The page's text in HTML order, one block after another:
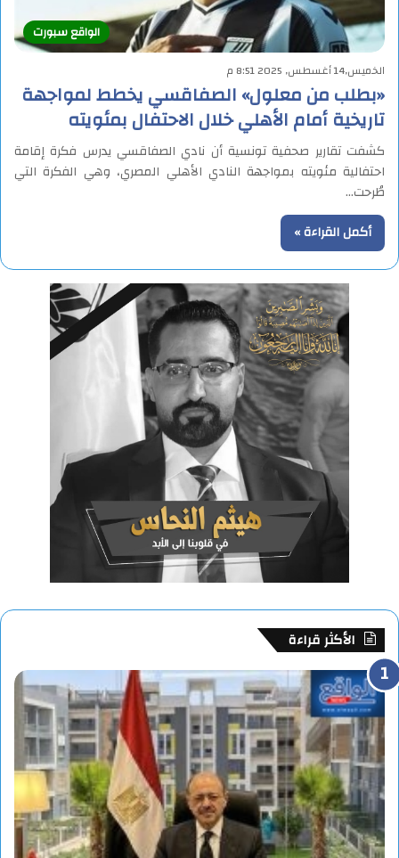
الواقع سبورت
الخميس,14 أغسطس, 2025 8:51 م
«بطلب من معلول» الصفاقسي يخطط لمواجهة
تاريخية أمام الأهلي خلال الاحتفال بمئويته
كشفت تقارير صحفية تونسية أن نادي الصفاقسي يدرس فكرة إقامة
احتفالية مئويته بمواجهة النادي الأهلي المصري، وهي الفكرة التي
طُرحت…
أكمل القراءة »
الأكثر قراءة